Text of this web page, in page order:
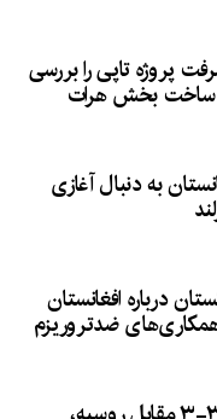
پروژه تاپی را بررسی
ساخت بخش هرات
به دنبال آغازی
درباره افغانستان
ضدتروریزم